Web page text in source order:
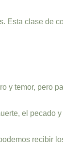
clase de
y temor, pero
el pecado
recibir